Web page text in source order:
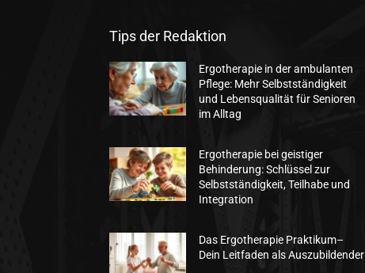
Tips der Redaktion
Ergotherapie in der ambulanten
Pflege: Mehr Selbstständigkeit
und Lebensqualität für Senioren
im Alltag
Ergotherapie bei geistiger
Behinderung: Schlüssel zur
Selbstständigkeit, Teilhabe und
Integration
Das Ergotherapie Praktikum–
Dein Leitfaden als Auszubildender